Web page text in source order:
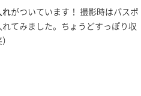
れがついています！ 撮影時はパスポ
てみました。ちょうどすっぽり収